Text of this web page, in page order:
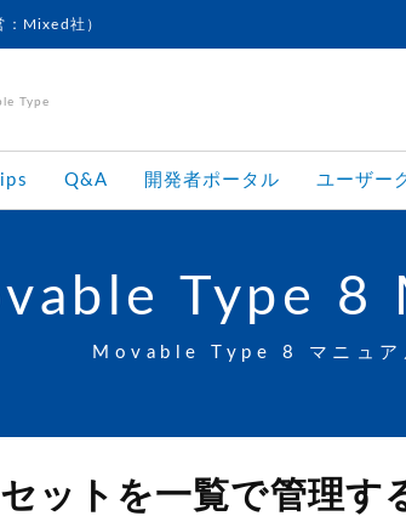
Mixed社）
Type
Q&A 開発者ポータル ユーザー
Type 8
Movable Type 8 マニュア
ットを一覧で管理す